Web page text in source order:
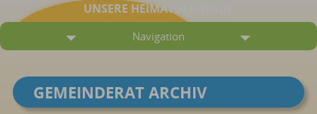
UNSERE HEIMATGEMEINDE
Navigation
GEMEINDERAT ARCHIV